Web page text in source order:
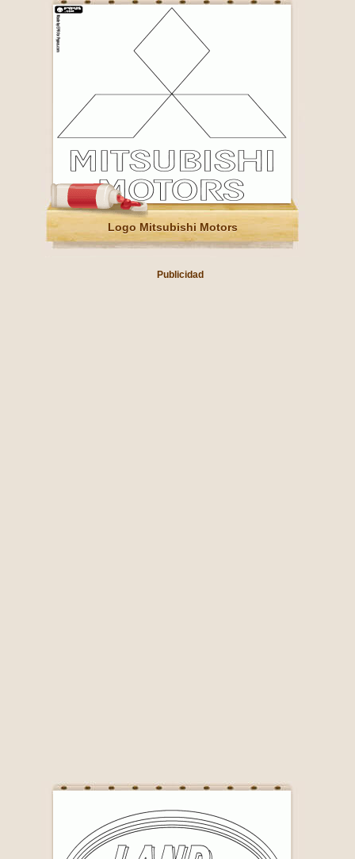
Logo Mitsubishi Motors
Publicidad